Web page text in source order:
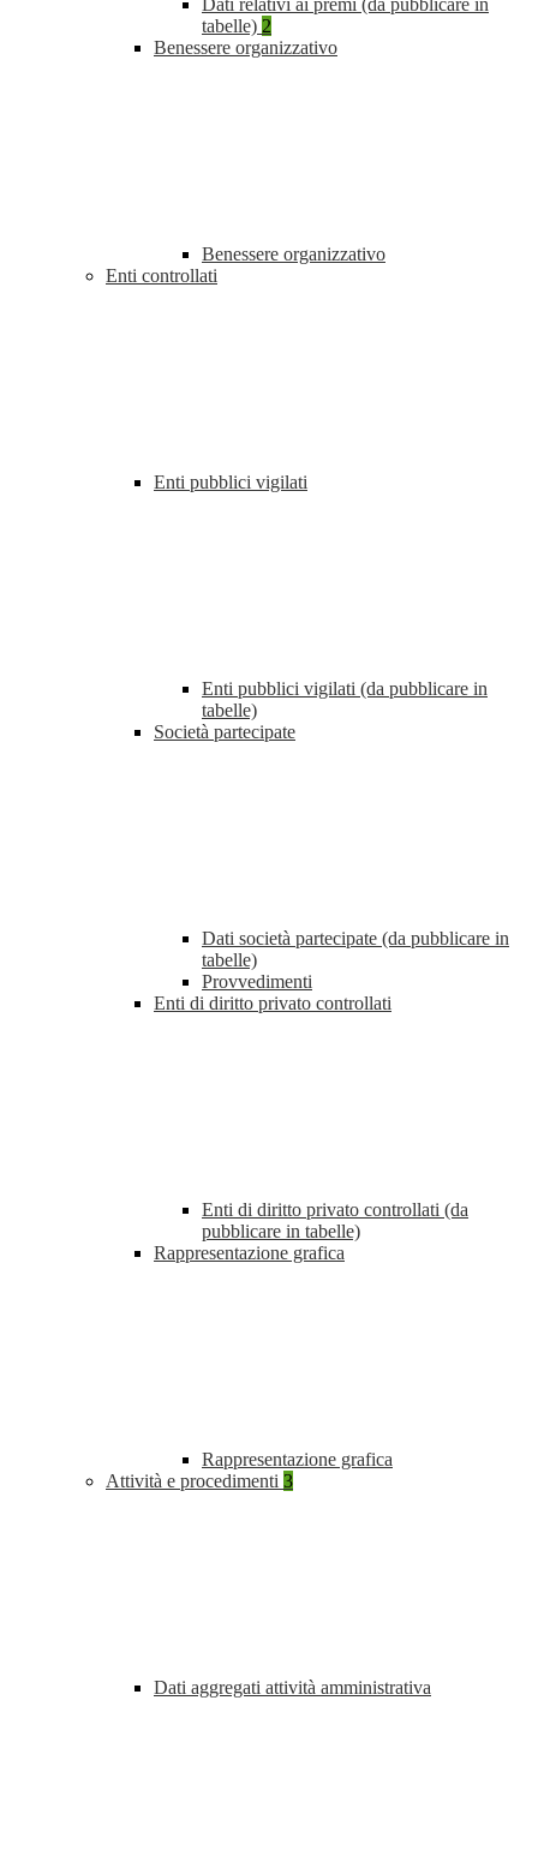
Dati relativi ai premi (da pubblicare in
tabelle) 2
Benessere organizzativo
Benessere organizzativo
Enti controllati
Enti pubblici vigilati
Enti pubblici vigilati (da pubblicare in
tabelle)
Società partecipate
Dati società partecipate (da pubblicare in
tabelle)
Provvedimenti
Enti di diritto privato controllati
Enti di diritto privato controllati (da
pubblicare in tabelle)
Rappresentazione grafica
Rappresentazione grafica
Attività e procedimenti 3
Dati aggregati attività amministrativa